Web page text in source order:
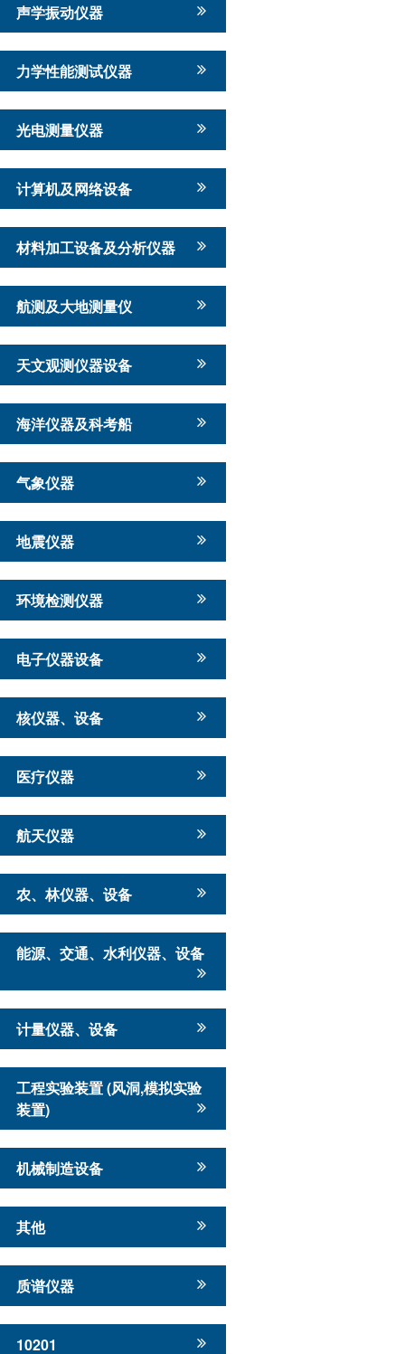
声学振动仪器
力学性能测试仪器
光电测量仪器
计算机及网络设备
材料加工设备及分析仪器
航测及大地测量仪
天文观测仪器设备
海洋仪器及科考船
气象仪器
地震仪器
环境检测仪器
电子仪器设备
核仪器、设备
医疗仪器
航天仪器
农、林仪器、设备
能源、交通、水利仪器、设备
计量仪器、设备
工程实验装置 (风洞,模拟实验
装置)
机械制造设备
其他
质谱仪器
10201